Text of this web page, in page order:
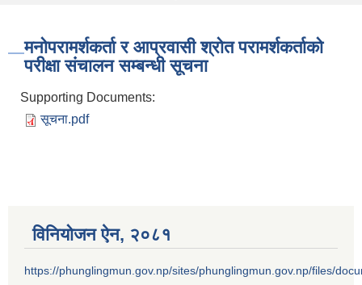
मनोपरामर्शकर्ता र आप्रवासी श्रोत परामर्शकर्ताको
परीक्षा संचालन सम्बन्धी सूचना
Supporting Documents:
सूचना.pdf
विनियोजन ऐन‚ २०८१
https://phunglingmun.gov.np/sites/phunglingmun.gov.np/files/